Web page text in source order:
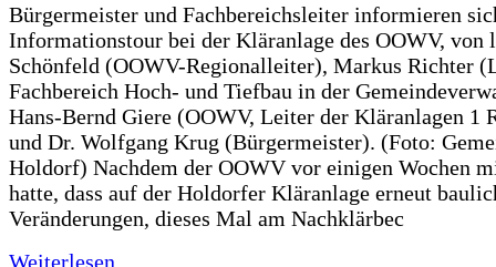
Bürgermeister und Fachbereichsleiter informieren
Informationstour bei der Kläranlage des OOWV, von
Schönfeld (OOWV-Regionalleiter), Markus Richter
Fachbereich Hoch- und Tiefbau in der
Hans-Bernd Giere (OOWV, Leiter der Kläranlagen 1
und Dr. Wolfgang Krug (Bürgermeister). (Foto:
Holdorf) Nachdem der OOWV vor einigen Wochen
hatte, dass auf der Holdorfer Kläranlage erneut
Veränderungen, dieses Mal am Nachklärbec
Weiterlesen